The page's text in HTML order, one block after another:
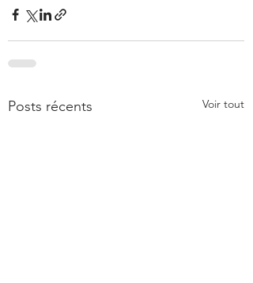
Posts récents Voir tout